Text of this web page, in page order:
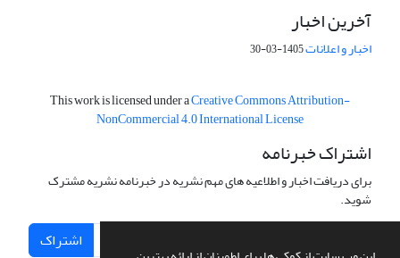
آخرین اخبار
اخبار و اعلانات1405-03-30
This work is licensed under aCreative Commons Attribution-
NonCommercial 4.0 International License
اشتراک خبرنامه
برای دریافت اخبار و اطلاعیه های مهم نشریه در خبرنامه نشریه مشترک
شوید.
اشتراک